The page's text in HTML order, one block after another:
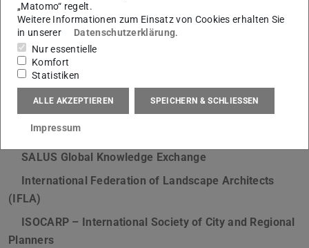
With this Call for Contributions, we want hear from a
range of actors who are involved in the role of
visualisation in urban planning for health equity.
International Society for Urban Health (ISUH)
SALUS Global Knowledge Exchange
International Federation of Landscape Architects
(IFLA)
ISOCARP – International Society of City and Regional
Planners
„Matomo“ regelt.
Weitere Informationen zum Einsatz von Cookies erhalten Sie
in unserer
Datenschutzerklärung.
Nur essentielle
Komfort
Statistiken
ALLE AKZEPTIEREN SPEICHERN & SCHLIESSEN
Impressum